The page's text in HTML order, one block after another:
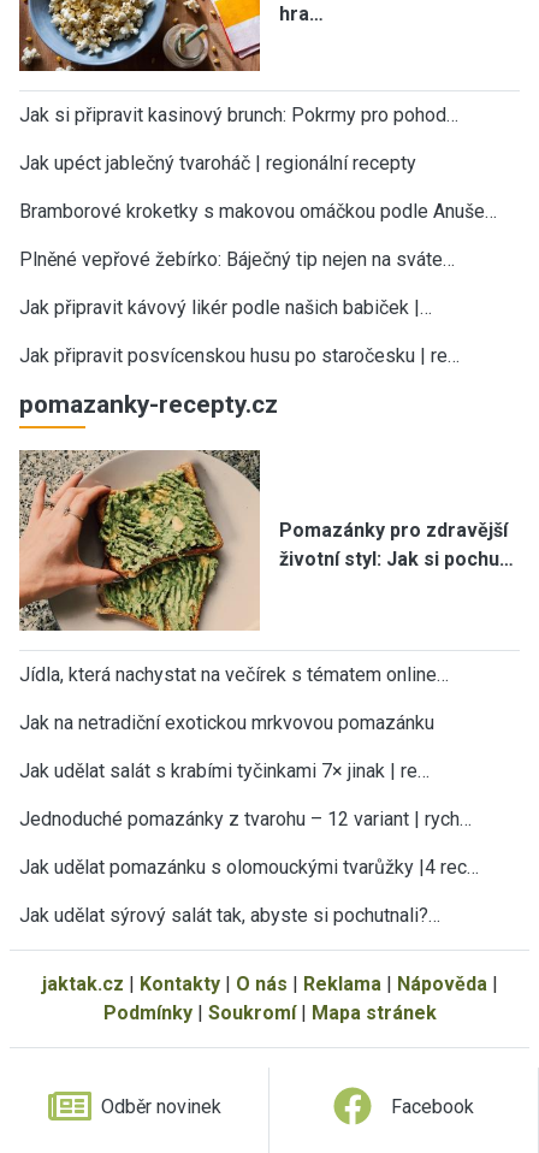
hra…
Jak si připravit kasinový brunch: Pokrmy pro pohod…
Jak upéct jablečný tvaroháč | regionální recepty
Bramborové kroketky s makovou omáčkou podle Anuše…
Plněné vepřové žebírko: Báječný tip nejen na sváte…
Jak připravit kávový likér podle našich babiček |…
Jak připravit posvícenskou husu po staročesku | re…
pomazanky-recepty.cz
Pomazánky pro zdravější
životní styl: Jak si pochu…
Jídla, která nachystat na večírek s tématem online…
Jak na netradiční exotickou mrkvovou pomazánku
Jak udělat salát s krabími tyčinkami 7× jinak | re…
Jednoduché pomazánky z tvarohu – 12 variant | rych…
Jak udělat pomazánku s olomouckými tvarůžky |4 rec…
Jak udělat sýrový salát tak, abyste si pochutnali?…
jaktak.cz | Kontakty| O nás | Reklama| Nápověda|
Podmínky| Soukromí| Mapa stránek
Odběr novinek Facebook